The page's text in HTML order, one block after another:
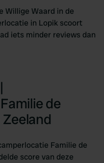
Willige Waard in de
in Lopik scoort
iets minder reviews dan
de
Familie de
score van deze